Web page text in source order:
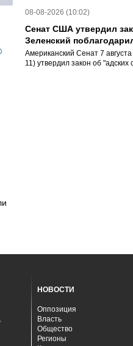
08-08-2026 (10:02)
Сенат США утвердил
Зеленский
Американский Сенат 7
11) утвердил закон об
НОВОСТИ
Оппозиция
Власть
Общество
Регионы